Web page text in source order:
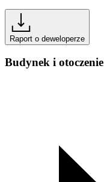
Raport o deweloperze
Budynek i otoczenie